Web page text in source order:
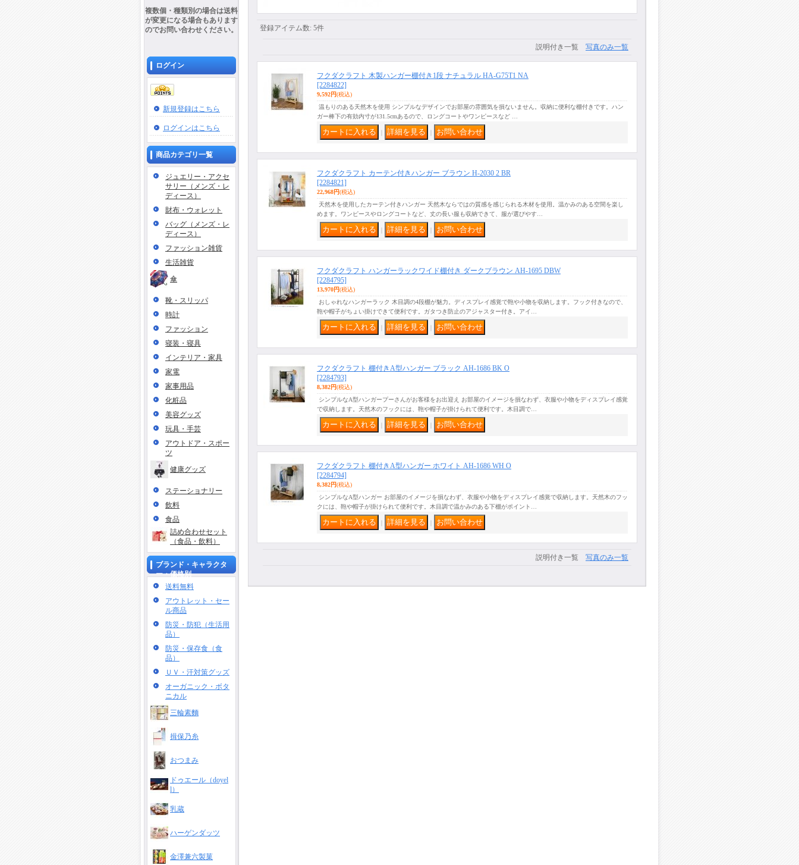
複数個・種類別の場合は送料
が変更になる場合もあります
のでお問い合わせください。
ログイン
新規登録はこちら
ログインはこちら
商品カテゴリ一覧
ジュエリー・アクセ
サリー（メンズ・レ
ディース）
財布・ウォレット
バッグ（メンズ・レ
ディース）
ファッション雑貨
生活雑貨
傘
靴・スリッパ
時計
ファッション
寝装・寝具
インテリア・家具
家電
家事用品
化粧品
美容グッズ
玩具・手芸
アウトドア・スポー
ツ
健康グッズ
ステーショナリー
飲料
食品
詰め合わせセット
（食品・飲料）
ブランド・キャラクタ
ー・価格別
送料無料
アウトレット・セー
ル商品
防災・防犯（生活用
品）
防災・保存食（食
品）
ＵＶ・汗対策グッズ
オーガニック・ボタ
ニカル
三輪素麵
揖保乃糸
おつまみ
ドゥエール（doyel
l）
乳蔵
ハーゲンダッツ
金澤兼六製菓
登録アイテム数: 5件
説明付き一覧 写真のみ一覧
フクダクラフト 木製ハンガー棚付き1段 ナチュラル HA-G75T1 NA
[2284822]
9,592円(税込)
温もりのある天然木を使用 シンプルなデザインでお部屋の雰囲気を損ないません。収納に便利な棚付きです。ハン
ガー棒下の有効内寸が131.5cmあるので、ロングコートやワンピースなど …
フクダクラフト カーテン付きハンガー ブラウン H-2030 2 BR
[2284821]
22,968円(税込)
天然木を使用したカーテン付きハンガー 天然木ならではの質感を感じられる木材を使用。温かみのある空間を楽し
めます。ワンピースやロングコートなど、丈の長い服も収納できて、服が選びやす…
フクダクラフト ハンガーラックワイド棚付き ダークブラウン AH-1695 DBW
[2284795]
13,970円(税込)
おしゃれなハンガーラック 木目調の4段棚が魅力。ディスプレイ感覚で鞄や小物を収納します。フック付きなので、
鞄や帽子がちょい掛けできて便利です。ガタつき防止のアジャスター付き。アイ…
フクダクラフト 棚付きA型ハンガー ブラック AH-1686 BK O
[2284793]
8,382円(税込)
シンプルなA型ハンガープーさんがお客様をお出迎え お部屋のイメージを損なわず、衣服や小物をディスプレイ感覚
で収納します。天然木のフックには、鞄や帽子が掛けられて便利です。木目調で…
フクダクラフト 棚付きA型ハンガー ホワイト AH-1686 WH O
[2284794]
8,382円(税込)
シンプルなA型ハンガー お部屋のイメージを損なわず、衣服や小物をディスプレイ感覚で収納します。天然木のフッ
クには、鞄や帽子が掛けられて便利です。木目調で温かみのある下棚がポイント…
説明付き一覧 写真のみ一覧